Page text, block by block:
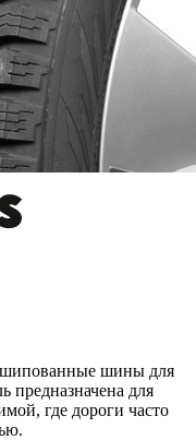
шины для
предназначена для
где дороги часто